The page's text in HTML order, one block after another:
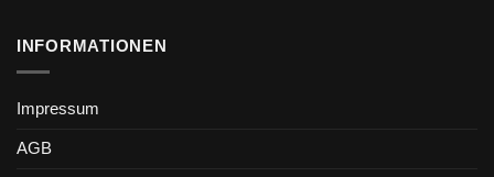
INFORMATIONEN
Impressum
AGB